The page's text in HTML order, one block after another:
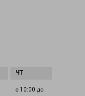
с 10:00 до